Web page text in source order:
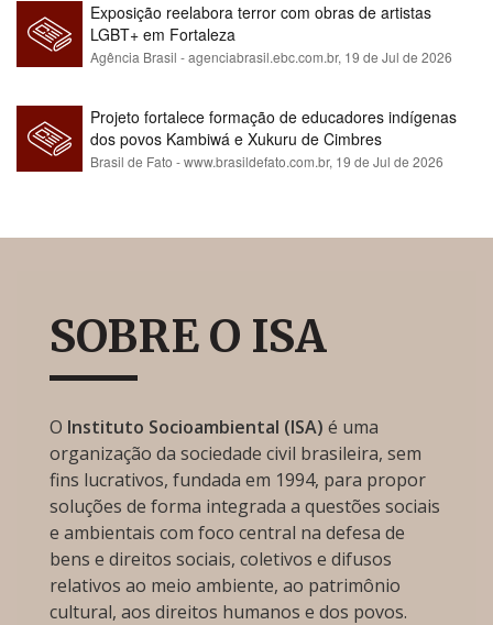
Exposição reelabora terror com obras de artistas
LGBT+ em Fortaleza
Agência Brasil - agenciabrasil.ebc.com.br, 19 de Jul de 2026
Projeto fortalece formação de educadores indígenas
dos povos Kambiwá e Xukuru de Cimbres
Brasil de Fato - www.brasildefato.com.br, 19 de Jul de 2026
SOBRE O ISA
O Instituto Socioambiental (ISA) é uma
organização da sociedade civil brasileira, sem
fins lucrativos, fundada em 1994, para propor
soluções de forma integrada a questões sociais
e ambientais com foco central na defesa de
bens e direitos sociais, coletivos e difusos
relativos ao meio ambiente, ao patrimônio
cultural, aos direitos humanos e dos povos.